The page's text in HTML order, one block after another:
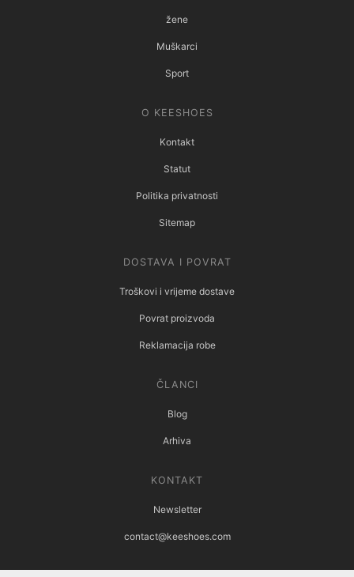
žene
Muškarci
Sport
O KEESHOES
Kontakt
Statut
Politika privatnosti
Sitemap
DOSTAVA I POVRAT
Troškovi i vrijeme dostave
Povrat proizvoda
Reklamacija robe
ČLANCI
Blog
Arhiva
KONTAKT
Newsletter
contact@keeshoes.com